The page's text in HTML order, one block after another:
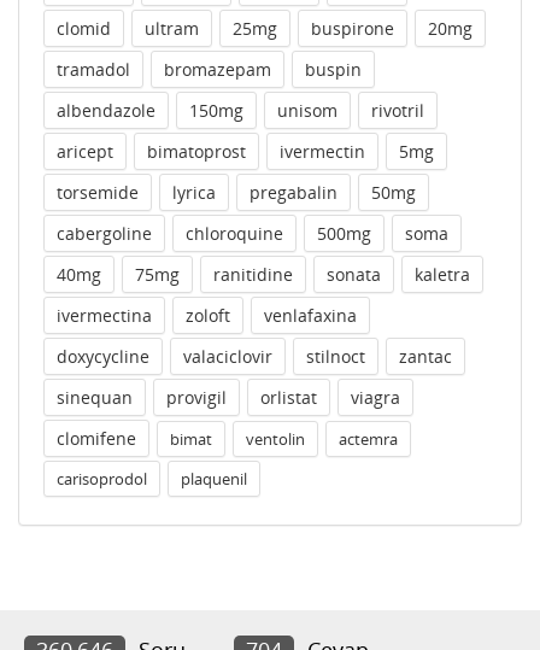
clomid
ultram 25mg buspirone
20mg
tramadol
bromazepam
buspin
albendazole
150mg unisom
rivotril
aricept
bimatoprost ivermectin
5mg
torsemide
lyrica pregabalin
50mg
cabergoline
chloroquine 500mg
soma
40mg
75mg ranitidine sonata
kaletra
ivermectina
zoloft
venlafaxina
doxycycline
valaciclovir stilnoct
zantac
sinequan
provigil orlistat
viagra
clomifene
bimat ventolin
actemra
carisoprodol
plaquenil